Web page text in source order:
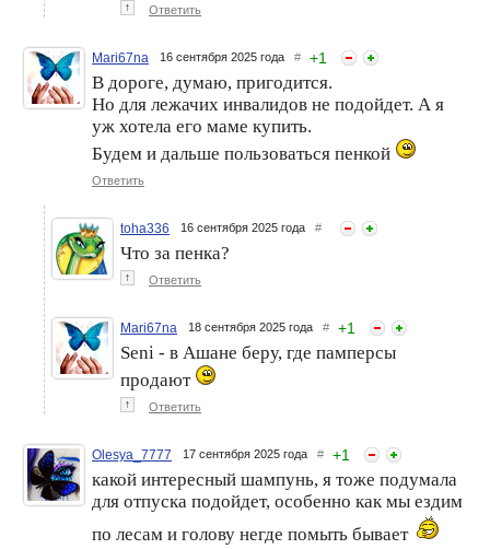
↑ Ответить
Mari67na 16 сентября 2025 года # +1
В дороге, думаю, пригодится.
Но для лежачих инвалидов не подойдет. А я
уж хотела его маме купить.
Будем и дальше пользоваться пенкой
Ответить
toha336 16 сентября 2025 года #
Что за пенка?
↑ Ответить
Mari67na 18 сентября 2025 года # +1
Seni - в Ашане беру, где памперсы
продают
↑ Ответить
Olesya_7777 17 сентября 2025 года # +1
какой интересный шампунь, я тоже подумала
для отпуска подойдет, особенно как мы ездим
по лесам и голову негде помыть бывает